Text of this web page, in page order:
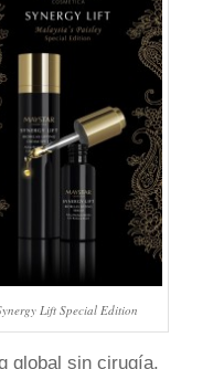
Lift Special Edition
global sin cirugía.